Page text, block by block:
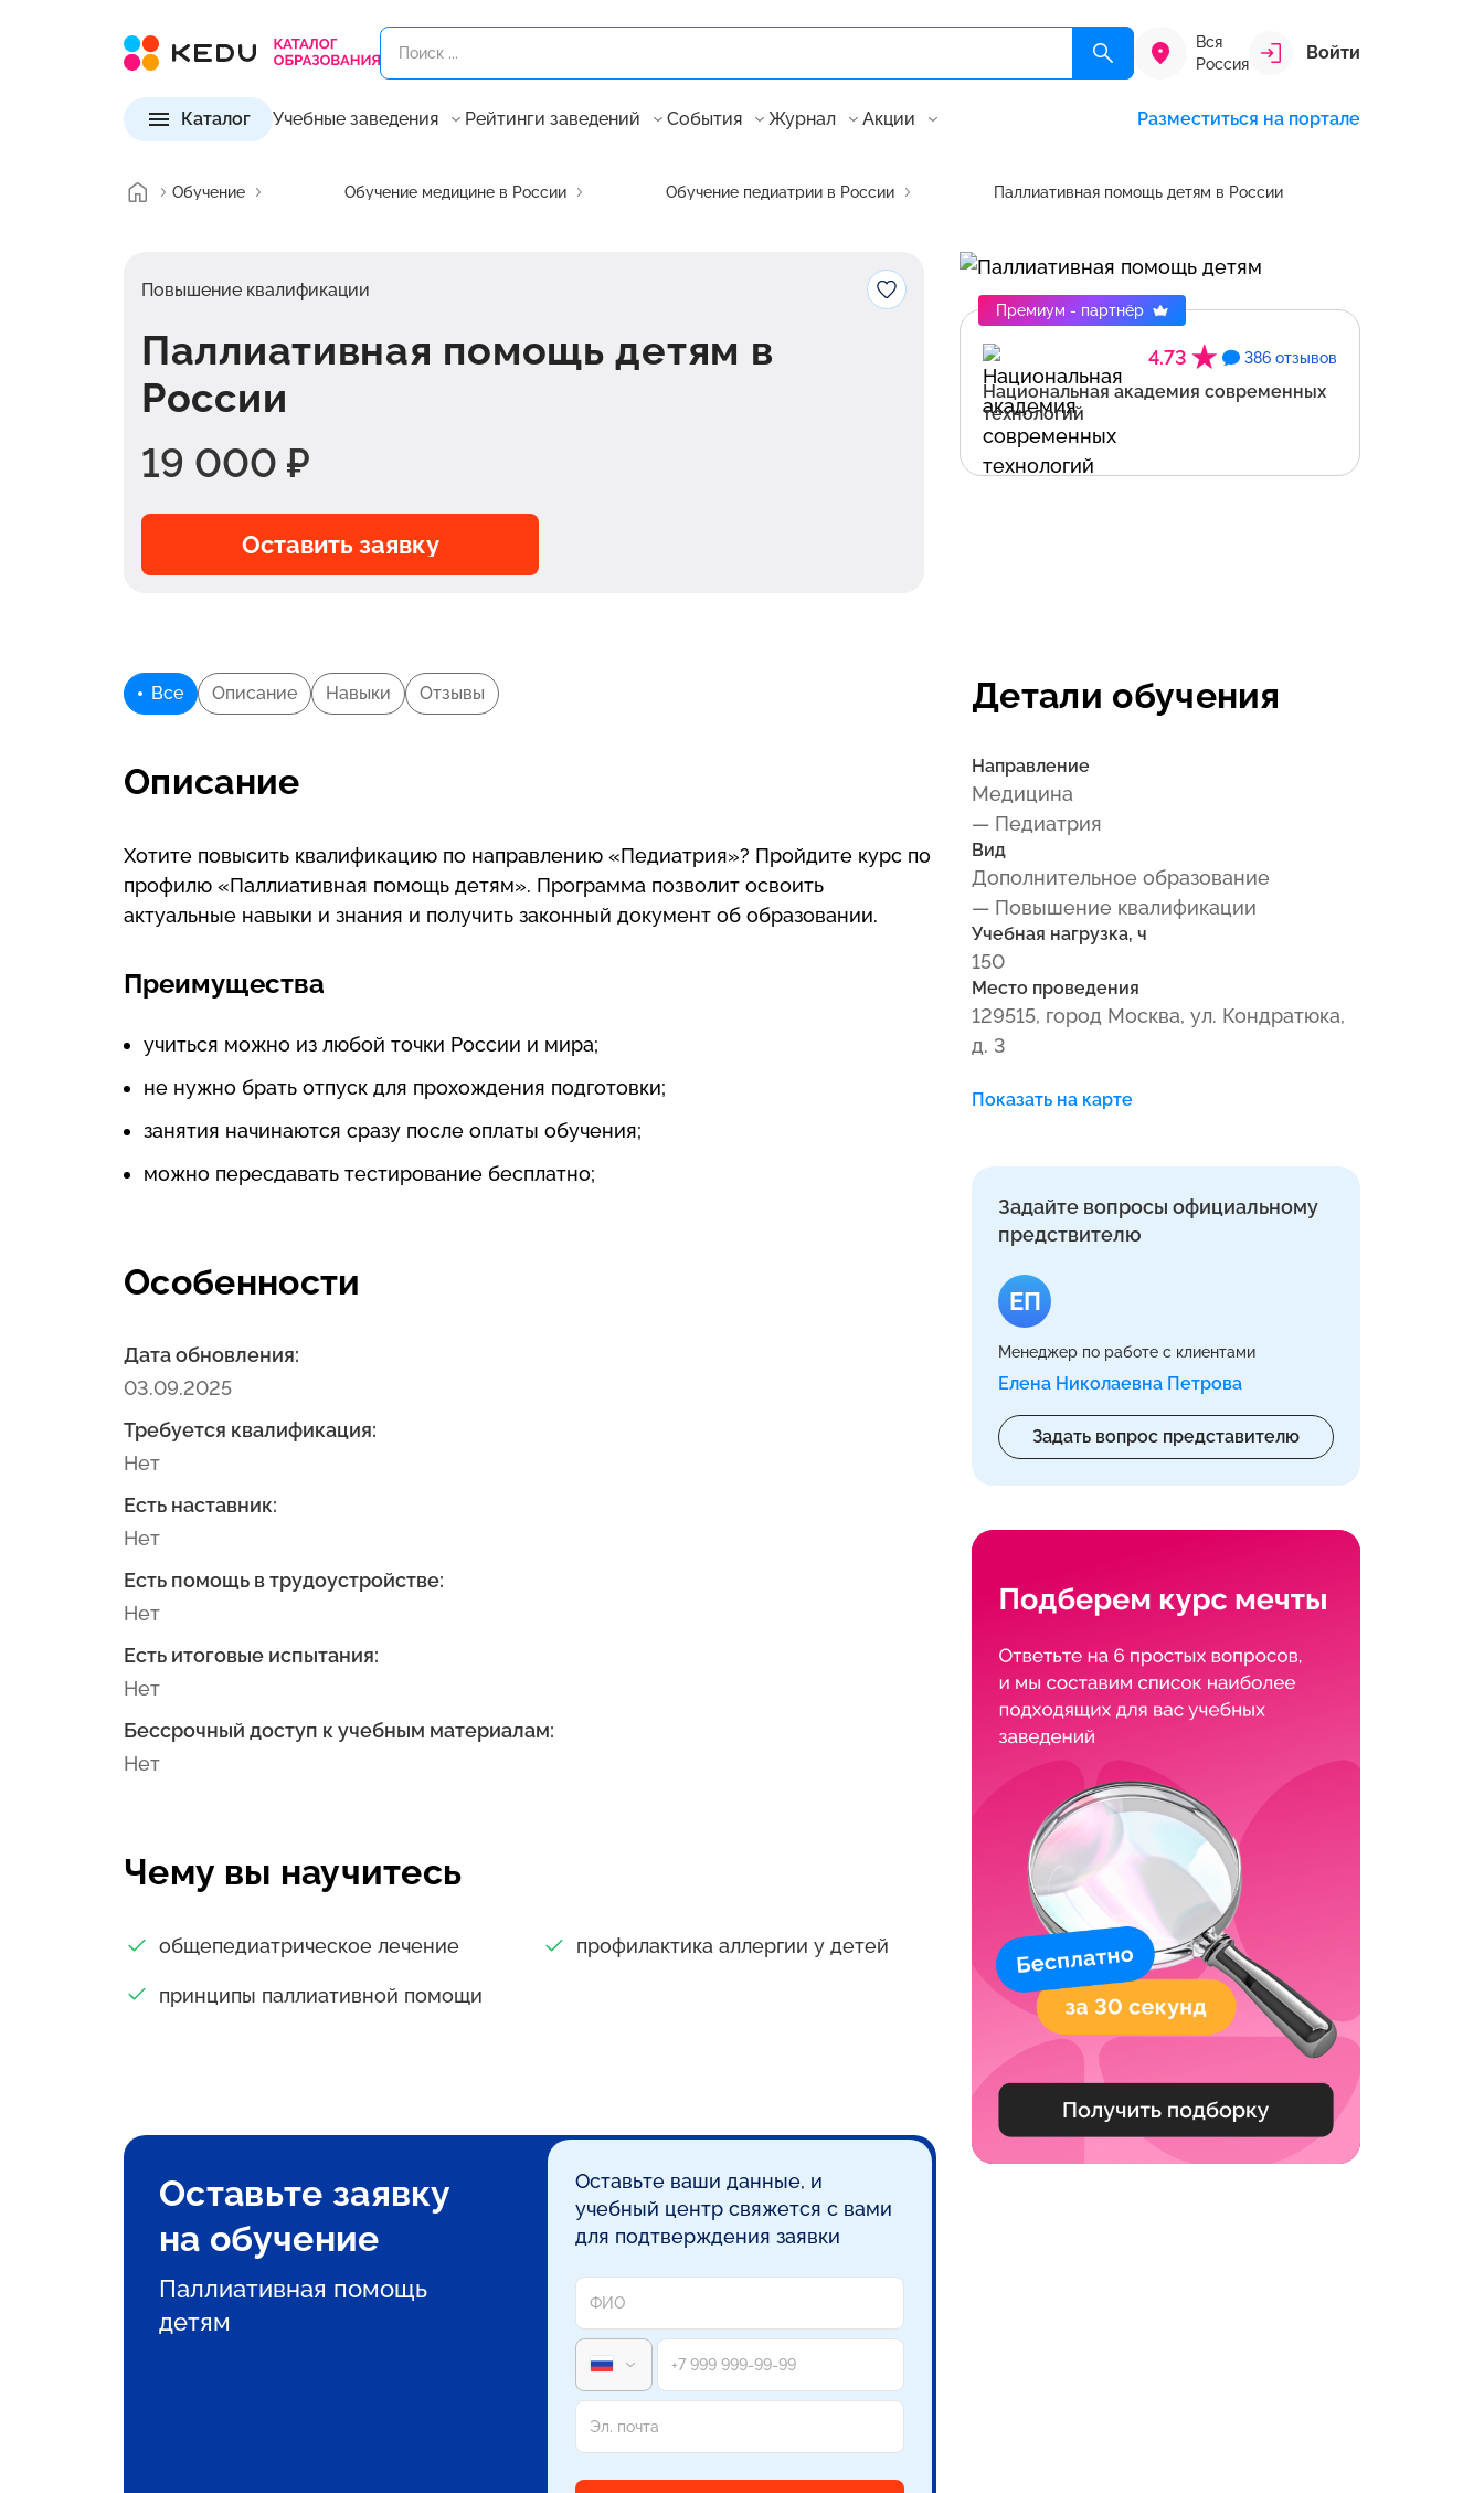
Вся
Россия
Войти
Каталог Учебные заведения Рейтинги заведений События Журнал Акции Разместиться на портале
Обучение Обучение медицине в России Обучение педиатрии в России Паллиативная помощь детям в России
Повышение квалификации
Паллиативная помощь детям в
России
19 000 ₽
Оставить заявку
4.73 386 отзывов
Национальная академия современных
технологий
Премиум - партнёр
Все Описание Навыки Отзывы
Описание
Хотите повысить квалификацию по направлению «Педиатрия»? Пройдите курс по
профилю «Паллиативная помощь детям». Программа позволит освоить
актуальные навыки и знания и получить законный документ об образовании.
Преимущества
учиться можно из любой точки России и мира;
не нужно брать отпуск для прохождения подготовки;
занятия начинаются сразу после оплаты обучения;
можно пересдавать тестирование бесплатно;
Особенности
Дата обновления:
03.09.2025
Требуется квалификация:
Нет
Есть наставник:
Нет
Есть помощь в трудоустройстве:
Нет
Есть итоговые испытания:
Нет
Бессрочный доступ к учебным материалам:
Нет
Чему вы научитесь
общепедиатрическое лечение профилактика аллергии у детей
принципы паллиативной помощи
Оставьте заявку
на обучение
Паллиативная помощь
детям
Оставьте ваши данные, и
учебный центр свяжется с вами
для подтверждения заявки
Детали обучения
Направление
Медицина
— Педиатрия
Вид
Дополнительное образование
— Повышение квалификации
Учебная нагрузка, ч
150
Место проведения
129515, город Москва, ул. Кондратюка,
д. 3
Показать на карте
Задайте вопросы официальному
предствителю
ЕП
Менеджер по работе с клиентами
Елена Николаевна Петрова
Задать вопрос представителю